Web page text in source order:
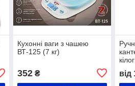
Кухонні ваги з чашею
ВТ-125 (7 кг)
352₴ від